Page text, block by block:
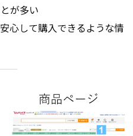
が多い
心して購入できるような情